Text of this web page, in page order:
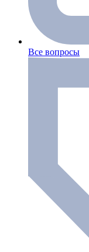
Все вопросы